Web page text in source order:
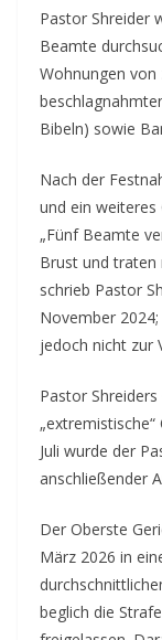
Pastor Shreider
Beamte
Wohnungen von
Bibeln) sowie
Nach der
und ein weiteres
„Fünf Beamte
Brust und traten
schrieb Pastor
November
jedoch nicht zur
Pastor
Juli wurde der
anschließender
Der Oberste
März 2026 in
beglich die